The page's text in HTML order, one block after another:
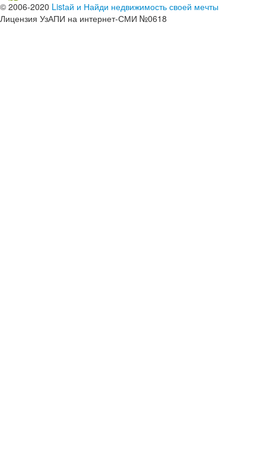
© 2006-2020 Listай и Найди недвижимость своей мечты
Лицензия УзАПИ на интернет-СМИ №0618